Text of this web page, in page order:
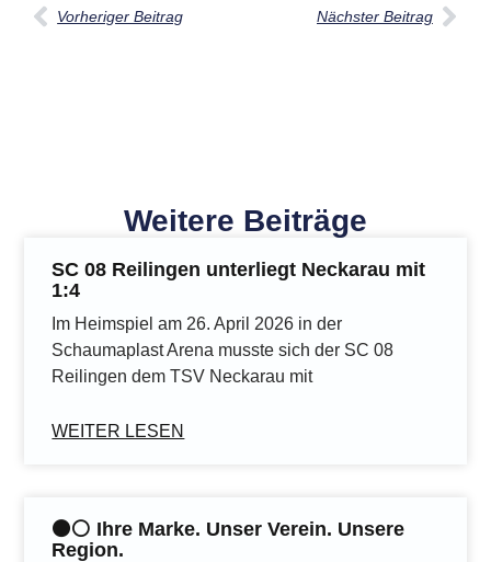
Vorheriger Beitrag Nächster Beitrag
Weitere Beiträge
SC 08 Reilingen unterliegt Neckarau mit
1:4
Im Heimspiel am 26. April 2026 in der
Schaumaplast Arena musste sich der SC 08
Reilingen dem TSV Neckarau mit
WEITER LESEN
⚫️⚪️ Ihre Marke. Unser Verein. Unsere
Region.